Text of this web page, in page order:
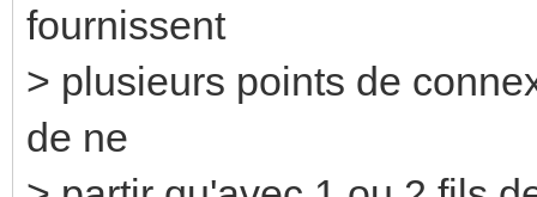
fournissent
> plusieurs points de
de ne